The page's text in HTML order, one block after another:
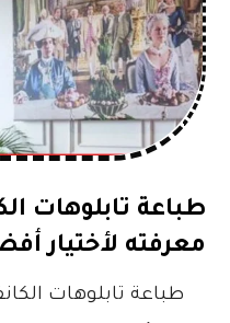
طباعة تابلوهات
معرفته لأختيار
طباعة تابلوهات